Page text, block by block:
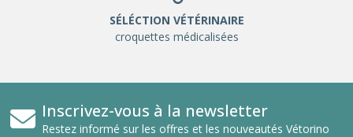
SÉLÉCTION VÉTÉRINAIRE
croquettes médicalisées
Inscrivez-vous à la newsletter
Restez informé sur les offres et les nouveautés Vétorino